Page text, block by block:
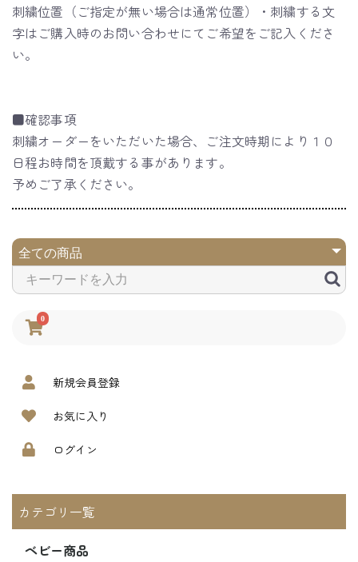
0
新規会員登録
お気に入り
ログイン
カテゴリ一覧
ベビー商品
刺繍位置（ご指定が無い場合は通常位置）・刺繍する文
字はご購入時のお問い合わせにてご希望をご記入くださ
い。
■確認事項
刺繍オーダーをいただいた場合、ご注文時期により１０
日程お時間を頂戴する事があります。
予めご了承ください。